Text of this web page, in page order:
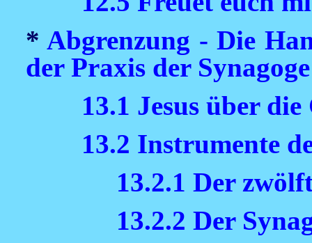
*Abgrenzung - Die
der Praxis der Synagoge
13.1 Jesus über
13.2 Instrumente
13.2.1 Der
13.2.2 Der